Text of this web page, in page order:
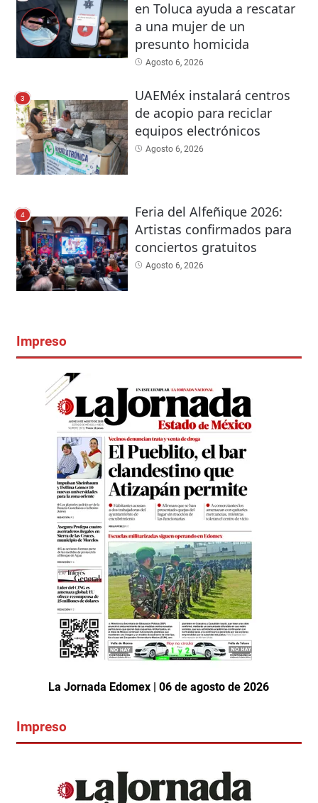
en Toluca ayuda a rescatar
a una mujer de un
presunto homicida
Agosto 6, 2026
3
UAEMéx instalará centros
de acopio para reciclar
equipos electrónicos
Agosto 6, 2026
4
Feria del Alfeñique 2026:
Artistas confirmados para
conciertos gratuitos
Agosto 6, 2026
Impreso
La Jornada Edomex | 06 de agosto de 2026
Impreso